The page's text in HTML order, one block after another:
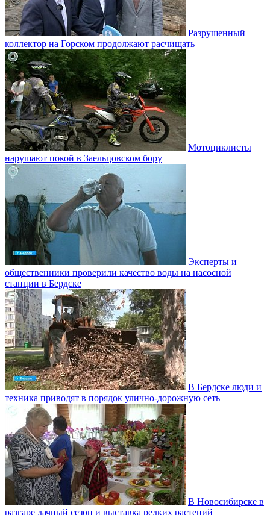
Разрушенный
коллектор на Горском продолжают расчищать
Мотоциклисты
нарушают покой в Заельцовском бору
Эксперты и
общественники проверили качество воды на насосной
станции в Бердске
В Бердске люди и
техника приводят в порядок улично‑дорожную сеть
В Новосибирске в
разгаре дачный сезон и выставка редких растений